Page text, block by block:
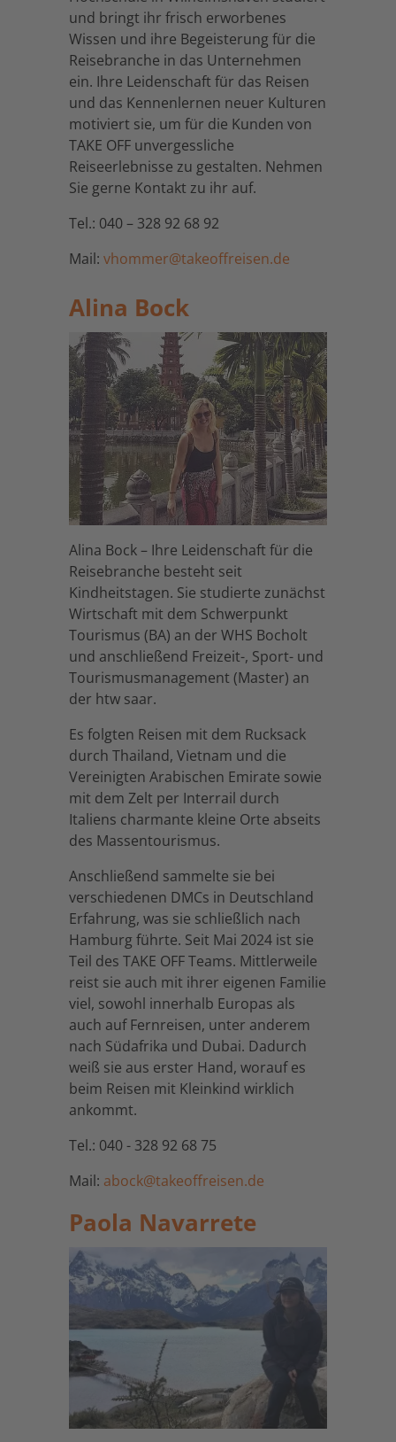
und bringt ihr frisch erworbenes
Wissen und ihre Begeisterung für die
Reisebranche in das Unternehmen
ein. Ihre Leidenschaft für das Reisen
und das Kennenlernen neuer Kulturen
motiviert sie, um für die Kunden von
TAKE OFF unvergessliche
Reiseerlebnisse zu gestalten. Nehmen
Sie gerne Kontakt zu ihr auf.
Tel.: 040 – 328 92 68 92
Mail: vhommer@takeoffreisen.de
Alina Bock
Alina Bock – Ihre Leidenschaft für die
Reisebranche besteht seit
Kindheitstagen. Sie studierte zunächst
Wirtschaft mit dem Schwerpunkt
Tourismus (BA) an der WHS Bocholt
und anschließend Freizeit-, Sport- und
Tourismusmanagement (Master) an
der htw saar.
Es folgten Reisen mit dem Rucksack
durch Thailand, Vietnam und die
Vereinigten Arabischen Emirate sowie
mit dem Zelt per Interrail durch
Italiens charmante kleine Orte abseits
des Massentourismus.
Anschließend sammelte sie bei
verschiedenen DMCs in Deutschland
Erfahrung, was sie schließlich nach
Hamburg führte. Seit Mai 2024 ist sie
Teil des TAKE OFF Teams. Mittlerweile
reist sie auch mit ihrer eigenen Familie
viel, sowohl innerhalb Europas als
auch auf Fernreisen, unter anderem
nach Südafrika und Dubai. Dadurch
weiß sie aus erster Hand, worauf es
beim Reisen mit Kleinkind wirklich
ankommt.
Tel.: 040 - 328 92 68 75
Mail: abock@takeoffreisen.de
Paola Navarrete